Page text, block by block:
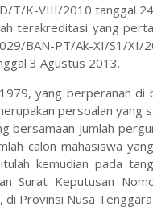
T/K-VIII/2010 tanggal
terakreditasi yang
BAN-PT/Ak-XI/S1/
3 Agustus 2013.
yang berperanan di
persoalan yang
bersamaan jumlah
calon mahasiswa
kemudian pada
Surat Keputusan
Provinsi Nusa